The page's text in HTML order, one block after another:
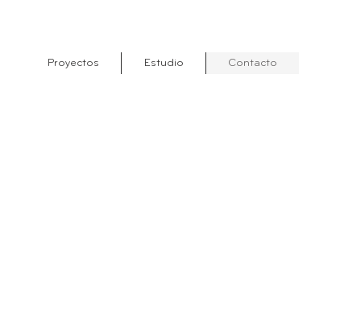
Proyectos Estudio Contacto